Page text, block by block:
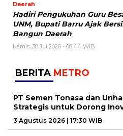
Daerah
Hadiri Pengukuhan Guru
UNM, Bupati Barru Ajak
Bangun Daerah
Kamis, 30 Jul 2026 - 08:44 WIB
BERITA METRO
PT Semen Tonasa dan
Strategis untuk Dorong
3 Agustus 2026 | 17:30 WIB